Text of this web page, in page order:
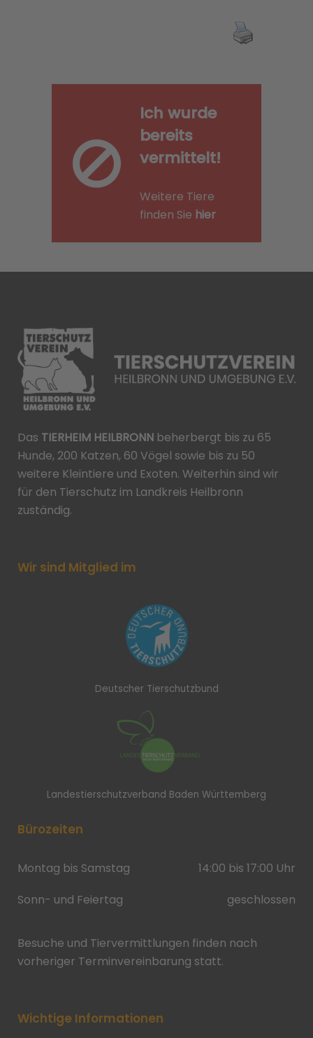
Ich wurde
bereits
vermittelt!
Weitere Tiere
finden Sie hier
Das TIERHEIM HEILBRONN beherbergt bis zu 65
Hunde, 200 Katzen, 60 Vögel sowie bis zu 50
weitere Kleintiere und Exoten. Weiterhin sind wir
für den Tierschutz im Landkreis Heilbronn
zuständig.
Wir sind Mitglied im
Deutscher Tierschutzbund
Landestierschutzverband Baden Württemberg
Bürozeiten
Montag bis Samstag
14:00 bis 17:00 Uhr
Sonn- und Feiertag
geschlossen
Besuche und Tiervermittlungen finden nach
vorheriger Terminvereinbarung statt.
Wichtige Informationen